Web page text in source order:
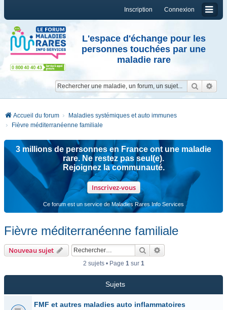
Connexion
Inscription
L'espace d'échange pour les
personnes touchées par une
maladie rare
Accueil du forum
Maladies systémiques et auto immunes
Fièvre méditerranéenne familiale
3 millions de personnes en France ont une maladie
rare. Ne restez pas seul(e).
Rejoignez la communauté.
Inscrivez-vous
Ce forum est un service de Maladies Rares Info Services
Fièvre méditerranéenne familiale
Nouveau sujet Rechercher
2 sujets • Page 1sur 1
Sujets
FMF et autres maladies auto inflammatoires